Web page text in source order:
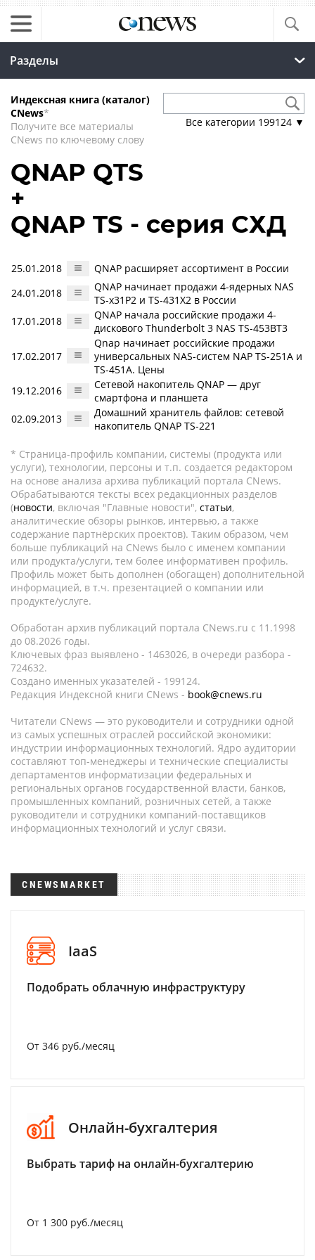
Разделы
Индексная книга (каталог)
CNews*
Получите все материалы
CNews по ключевому слову
Все категории 199124 ▼
QNAP QTS
+
QNAP TS - серия СХД
25.01.2018
QNAP расширяет ассортимент в России
24.01.2018
QNAP начинает продажи 4-ядерных NAS
TS-x31P2 и TS-431X2 в России
17.01.2018
QNAP начала российские продажи 4-
дискового Thunderbolt 3 NAS TS-453BT3
17.02.2017
Qnap начинает российские продажи
универсальных NAS-систем NAP TS-251A и
TS-451A. Цены
19.12.2016
Cетевой накопитель QNAP — друг
смартфона и планшета
02.09.2013
Домашний хранитель файлов: сетевой
накопитель QNAP TS-221
* Страница-профиль компании, системы (продукта или
услуги), технологии, персоны и т.п. создается редактором
на основе анализа архива публикаций портала CNews.
Обрабатываются тексты всех редакционных разделов
(новости, включая "Главные новости", статьи,
аналитические обзоры рынков, интервью, а также
содержание партнёрских проектов). Таким образом, чем
больше публикаций на CNews было с именем компании
или продукта/услуги, тем более информативен профиль.
Профиль может быть дополнен (обогащен) дополнительной
информацией, в т.ч. презентацией о компании или
продукте/услуге.
Обработан архив публикаций портала CNews.ru c 11.1998
до 08.2026 годы.
Ключевых фраз выявлено - 1463026, в очереди разбора -
724632.
Создано именных указателей - 199124.
Редакция Индексной книги CNews - book@cnews.ru
Читатели CNews — это руководители и сотрудники одной
из самых успешных отраслей российской экономики:
индустрии информационных технологий. Ядро аудитории
составляют топ-менеджеры и технические специалисты
департаментов информатизации федеральных и
региональных органов государственной власти, банков,
промышленных компаний, розничных сетей, а также
руководители и сотрудники компаний-поставщиков
информационных технологий и услуг связи.
CNEWSMARKET
IaaS
Подобрать облачную инфраструктуру
От 346 руб./месяц
Онлайн-бухгалтерия
Выбрать тариф на онлайн-бухгалтерию
От 1 300 руб./месяц